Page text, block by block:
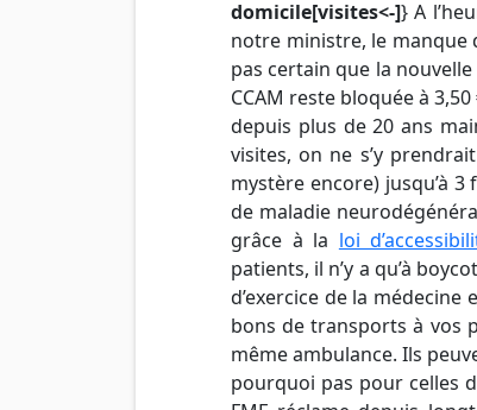
domicile[visites<-]} A
notre ministre, le manque
pas certain que la nouvelle
CCAM reste bloquée à
depuis plus de 20 ans
visites, on ne s’y
mystère encore) jusqu’à
de maladie
grâce à la loi
patients, il n’y a qu’à
d’exercice de la
bons de transports à vos
même ambulance. Ils
pourquoi pas pour celles